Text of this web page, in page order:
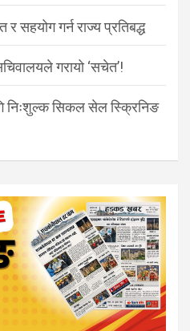
र सहयोग गर्न राज्य प्रतिबद्ध
गरायो ‘सचेत’!
निःशुल्क सिकल सेल स्क्रिनिङ